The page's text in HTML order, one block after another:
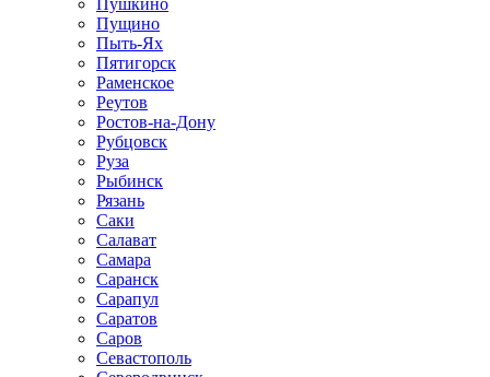
Пушкино
Пущино
Пыть-Ях
Пятигорск
Раменское
Реутов
Ростов-на-Дону
Рубцовск
Руза
Рыбинск
Рязань
Саки
Салават
Самара
Саранск
Сарапул
Саратов
Саров
Севастополь